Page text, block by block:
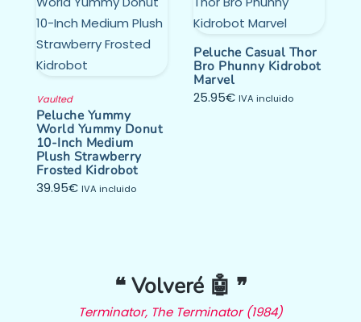
Vaulted
Peluche Yummy
World Yummy Donut
10-Inch Medium
Plush Strawberry
Frosted Kidrobot
39.95€ IVA incluido
Peluche Casual Thor
Bro Phunny Kidrobot
Marvel
25.95€ IVA incluido
❝ Volveré 🤖 ❞
Terminator, The Terminator (1984)